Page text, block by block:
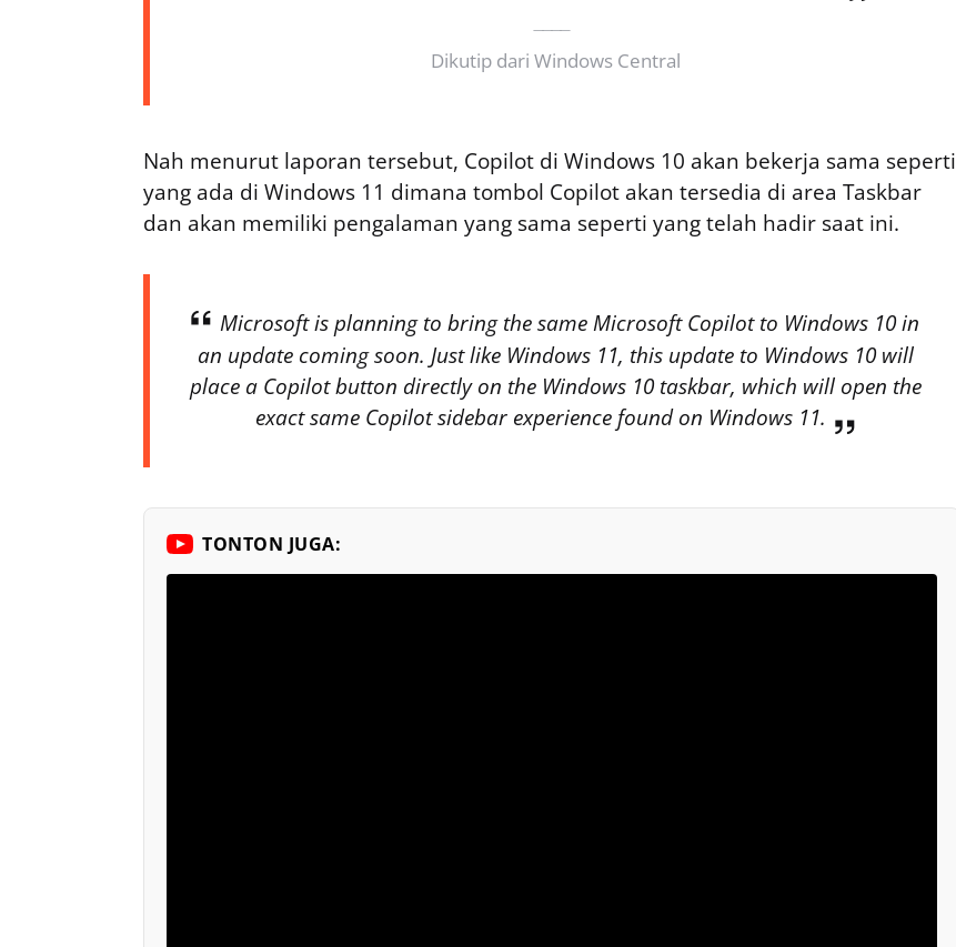
Dikutip dari Windows Central
Nah menurut laporan tersebut, Copilot di Windows 10 akan bekerja sama seperti
yang ada di Windows 11 dimana tombol Copilot akan tersedia di area Taskbar
dan akan memiliki pengalaman yang sama seperti yang telah hadir saat ini.
Microsoft is planning to bring the same Microsoft Copilot to Windows 10 in
an update coming soon. Just like Windows 11, this update to Windows 10 will
place a Copilot button directly on the Windows 10 taskbar, which will open the
exact same Copilot sidebar experience found on Windows 11.
TONTON JUGA: